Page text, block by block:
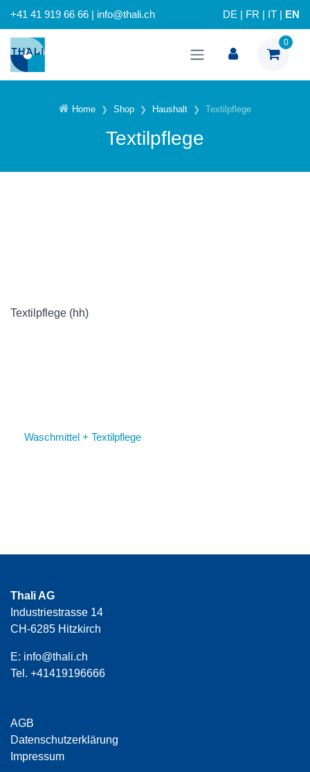
+41 41 919 66 66 | info@thali.ch DE FR IT EN
0
Home Shop Haushalt Textilpflege
Textilpflege
Textilpflege (hh)
Waschmittel + Textilpflege
Thali AG
Industriestrasse 14
CH-6285 Hitzkirch
E: info@thali.ch
Tel. +41419196666
AGB
Datenschutzerklärung
Impressum